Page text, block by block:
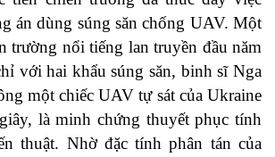
án dùng súng săn chống UAV. Một
trường nổi tiếng lan truyền đầu năm
với hai khẩu súng săn, binh sĩ Nga
một chiếc UAV tự sát của Ukraine
là minh chứng thuyết phục tính
thuật. Nhờ đặc tính phân tán của